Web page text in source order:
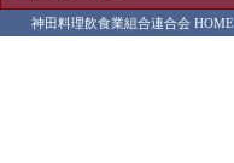
神田料理飲食業組合連合会 HOME